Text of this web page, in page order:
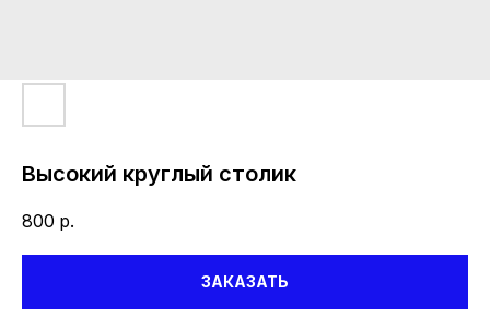
Высокий круглый столик
800 р.
ЗАКАЗАТЬ